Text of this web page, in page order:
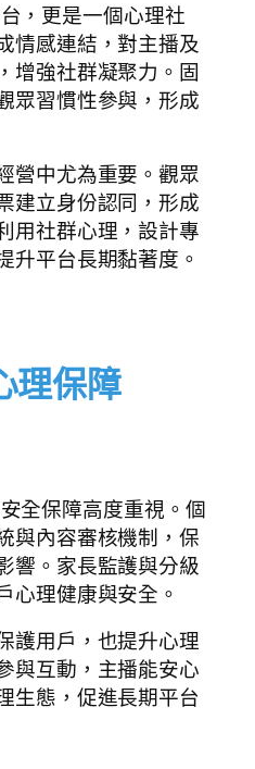
，更是一個心理社
情感連結，對主播及
增強社群凝聚力。固
眾習慣性參與，形成
營中尤為重要。觀眾
建立身份認同，形成
用社群心理，設計專
升平台長期黏著度。
理保障
全保障高度重視。個
與內容審核機制，保
響。家長監護與分級
心理健康與安全。
護用戶，也提升心理
與互動，主播能安心
生態，促進長期平台